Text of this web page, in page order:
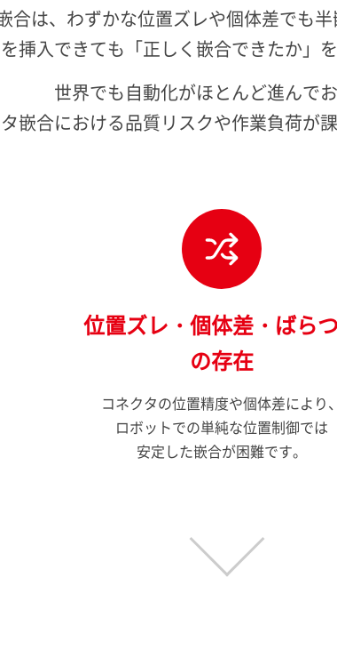
合は、わずかな位置ズレや個体差でも
挿入できても「正しく嵌合できたか」
世界でも自動化がほとんど進んでお
嵌合における品質リスクや作業負荷が
位置ズレ・個体差・ばら
の存在
コネクタの位置精度や個体差により、
ロボットでの単純な位置制御では
安定した嵌合が困難です。